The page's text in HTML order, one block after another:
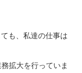
も、私達の仕事は
拡大を行っていま